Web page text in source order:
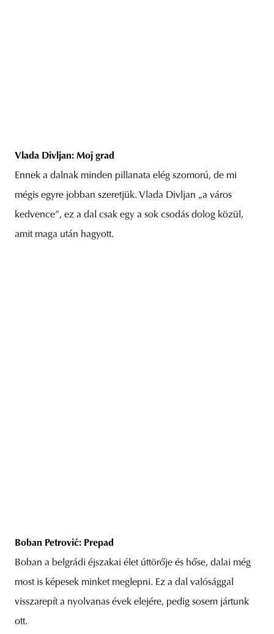
Vlada Divljan: Moj grad
Ennek a dalnak minden pillanata elég szomorú, de mi
mégis egyre jobban szeretjük. Vlada Divljan „a város
kedvence”, ez a dal csak egy a sok csodás dolog közül,
amit maga után hagyott.
Boban Petrović: Prepad
Boban a belgrádi éjszakai élet úttörője és hőse, dalai még
most is képesek minket meglepni. Ez a dal valósággal
visszarepít a nyolvanas évek elejére, pedig sosem jártunk
ott.